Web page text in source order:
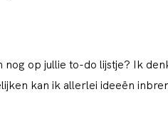
op jullie to-do lijstje? Ik
kan ik allerlei ideeën